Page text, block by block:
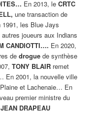
En 2013, leCRTC
une transaction de
les Blue Jays
joueurs aux Indians
CANDIOTTI…. En 2020,
dedrogue de synthèse
TONY BLAIR remet
En 2001, la nouvelle ville
et Lachenaie… En
premier ministre du
JEAN DRAPEAU